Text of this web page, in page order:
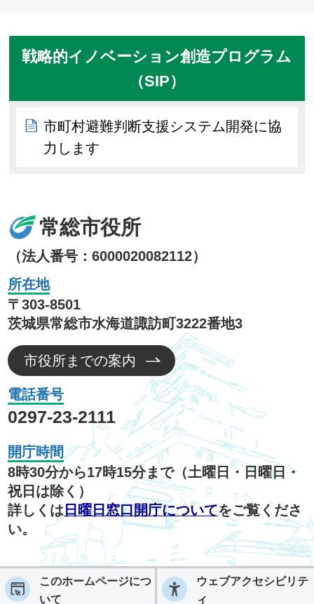
戦略的イノベーション創造プログラム
（SIP）
市町村避難判断支援システム開発に協
力します
常総市役所
（法人番号：6000020082112）
所在地
〒303-8501
茨城県常総市水海道諏訪町3222番地3
市役所までの案内
電話番号
0297-23-2111
開庁時間
8時30分から17時15分まで（土曜日・日曜日・
祝日は除く）
詳しくは 日曜日窓口開庁についてをご覧くださ
い。
このホームページにつ
いて
ウェブアクセシビリテ
ィ